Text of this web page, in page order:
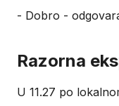
- Dobro -
Razorna
U 11.27 po